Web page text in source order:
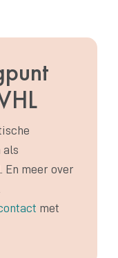
als
En meer over
met